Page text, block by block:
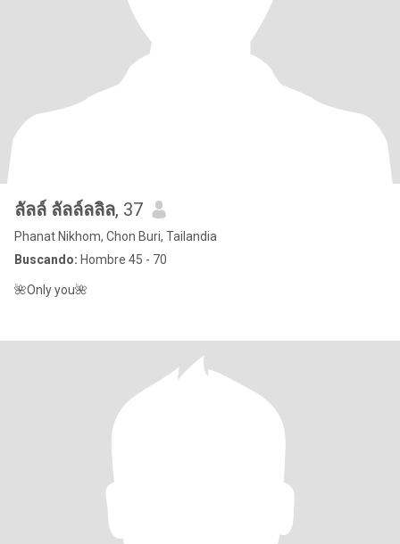
ลัลล์ ลัลล์ลลิล, 37
Phanat Nikhom, Chon Buri, Tailandia
Buscando: Hombre 45 - 70
🌺Only you🌺